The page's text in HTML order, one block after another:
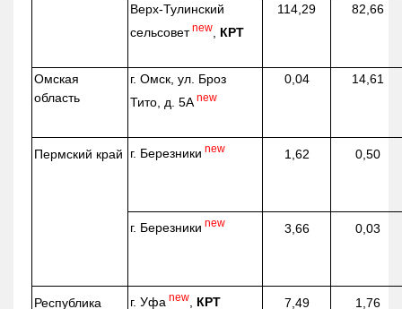
Верх-Тулинский
сельсовет new, КРТ
114,29 82,66
Омская
область
г. Омск, ул. Броз
Тито, д. 5А new
0,04 14,61
Пермский край г. Березники new 1,62 0,50
г. Березники new 3,66 0,03
Республика г. Уфа new, КРТ 7,49 1,76